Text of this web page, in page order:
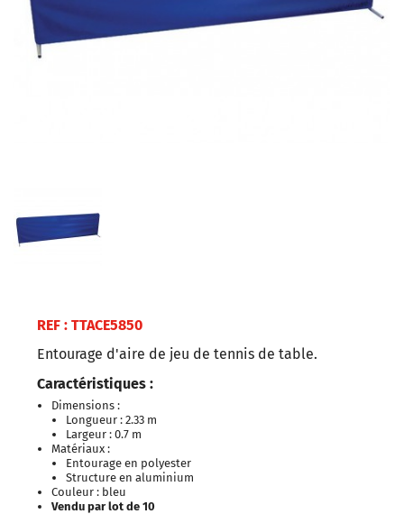
REF : TTACE5850
Entourage d'aire de jeu de tennis de table.
Caractéristiques :
Dimensions :
Longueur : 2.33 m
Largeur : 0.7 m
Matériaux :
Entourage en polyester
Structure en aluminium
Couleur : bleu
Vendu par lot de 10